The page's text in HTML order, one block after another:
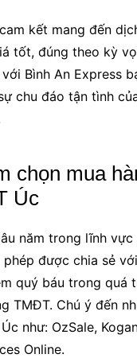
kết mang đến
tốt, đúng theo kỳ
Bình An Express
chu đáo tận tình
chọn mua
Úc
năm trong lĩnh vực
được chia sẻ
quý báu trong quá
TMĐT. Chú ý đến
như: OzSale,
Online.